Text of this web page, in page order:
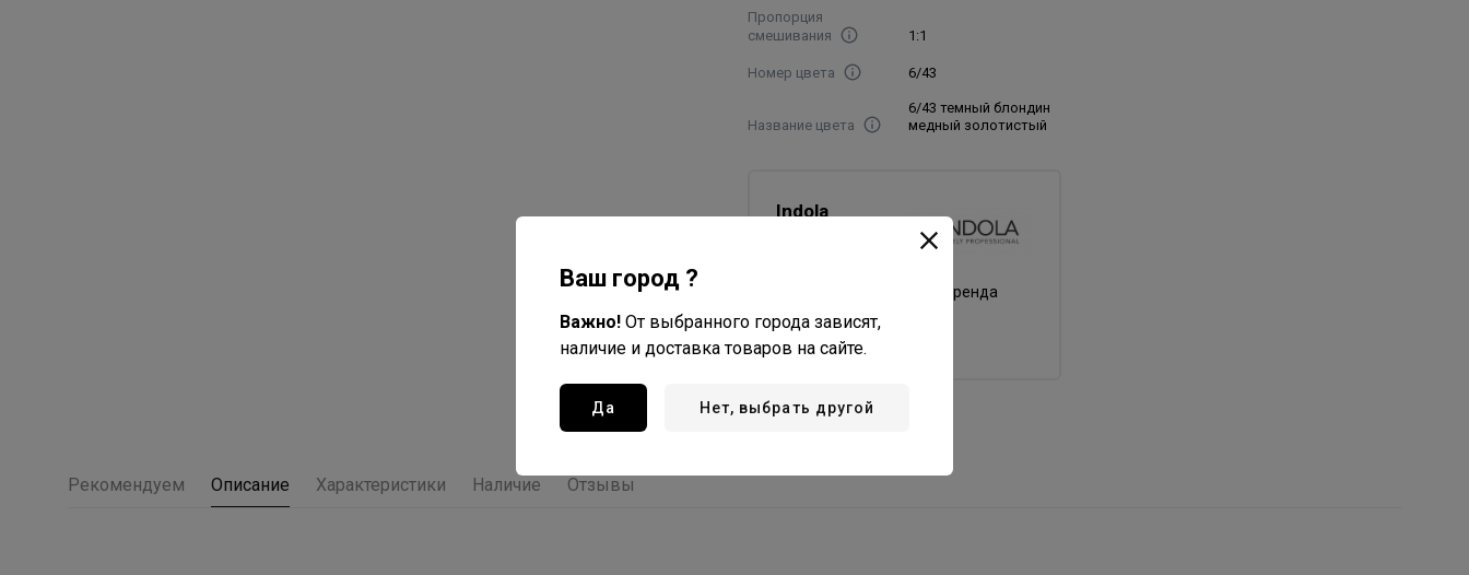
Пропорция
смешивания
1:1
Номер цвета 6/43
Название цвета
6/43 темный блондин
медный золотистый
Indola
Германия - страна бренда
Германия - страна
производства
Рекомендуем Описание Характеристики Наличие Отзывы
Ваш город ?
Важно! От выбранного города зависят,
наличие и доставка товаров на сайте.
Да Нет, выбрать другой